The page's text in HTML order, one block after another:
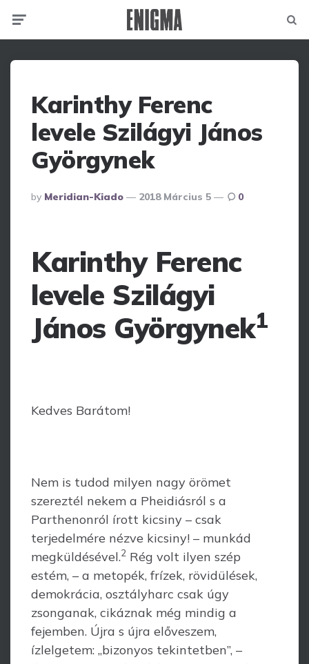
Karinthy Ferenc
levele Szilágyi János
Györgynek
Posted
By
By Meridian-Kiado 2018 Március 5 0
Karinthy Ferenc
levele Szilágyi
János Györgynek1
Kedves Barátom!
Nem is tudod milyen nagy örömet
szereztél nekem a Pheidiásról s a
Parthenonról írott kicsiny – csak
terjedelmére nézve kicsiny! – munkád
megküldésével.2 Rég volt ilyen szép
estém, – a metopék, frízek, rövidülések,
demokrácia, osztályharc csak úgy
zsonganak, cikáznak még mindig a
fejemben. Újra s újra előveszem,
ízlelgetem: „bizonyos tekintetben”, –